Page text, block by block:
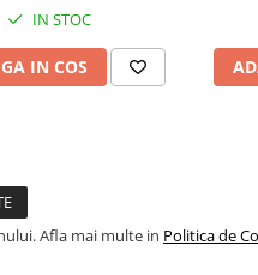
IN STOC
IN COS
Afla mai multe in Politica de